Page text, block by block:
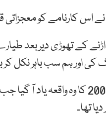
اس کارنامے کو معجزاتی
کے تھوڑی دیر بعد
کی اور ہم سب باہر نکل
اس موقع پر کئی لوگوں کو 2009
تھا۔